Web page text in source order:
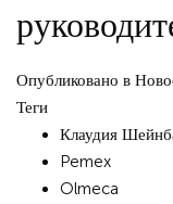
Опубликовано в
Теги
Клаудия
Pemex
Olmeca